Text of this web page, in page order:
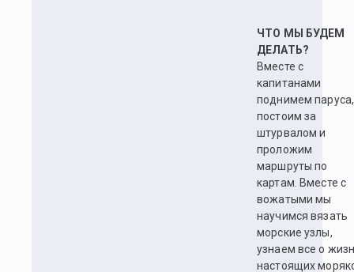
ЧТО МЫ БУДЕМ
ДЕЛАТЬ?
Вместе с
капитанами
поднимем паруса,
постоим за
штурвалом и
проложим
маршруты по
картам. Вместе с
вожатыми мы
научимся вязать
морские узлы,
узнаем все о
настоящих